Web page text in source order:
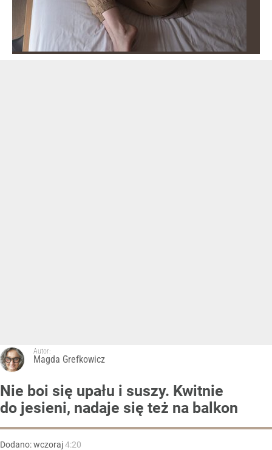
Autor:
Magda Grefkowicz
Nie boi się upału i suszy. Kwitnie
do jesieni, nadaje się też na balkon
Dodano:wczoraj4:20